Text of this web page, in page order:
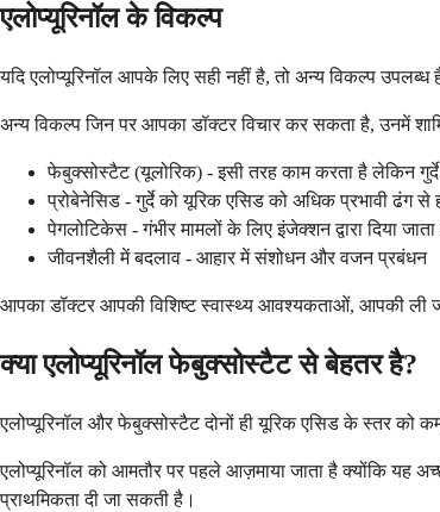
एलोप्यूरिनॉल के विकल्प
यदि एलोप्यूरिनॉल आपके लिए सही नहीं है, तो अन्य विकल्प
अन्य विकल्प जिन पर आपका डॉक्टर विचार कर सकता है, उनमें
फेबुक्सोस्टैट (यूलोरिक) - इसी तरह काम करता है लेकिन
प्रोबेनेसिड - गुर्दे को यूरिक एसिड को अधिक प्रभावी ढंग से
पेगलोटिकेस - गंभीर मामलों के लिए इंजेक्शन द्वारा दिया जाता
जीवनशैली में बदलाव - आहार में संशोधन और वजन प्रबंधन
आपका डॉक्टर आपकी विशिष्ट स्वास्थ्य आवश्यकताओं, आपकी ली
क्या एलोप्यूरिनॉल फेबुक्सोस्टैट से बेहतर है?
एलोप्यूरिनॉल और फेबुक्सोस्टैट दोनों ही यूरिक एसिड के स्तर
एलोप्यूरिनॉल को आमतौर पर पहले आज़माया जाता है क्योंकि यह
प्राथमिकता दी जा सकती है।